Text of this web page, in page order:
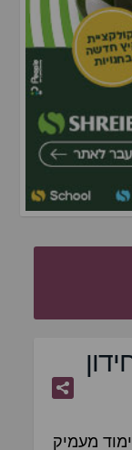
מעמיק